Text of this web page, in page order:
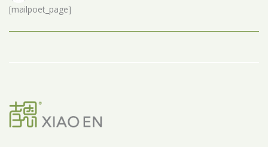
[mailpoet_page]